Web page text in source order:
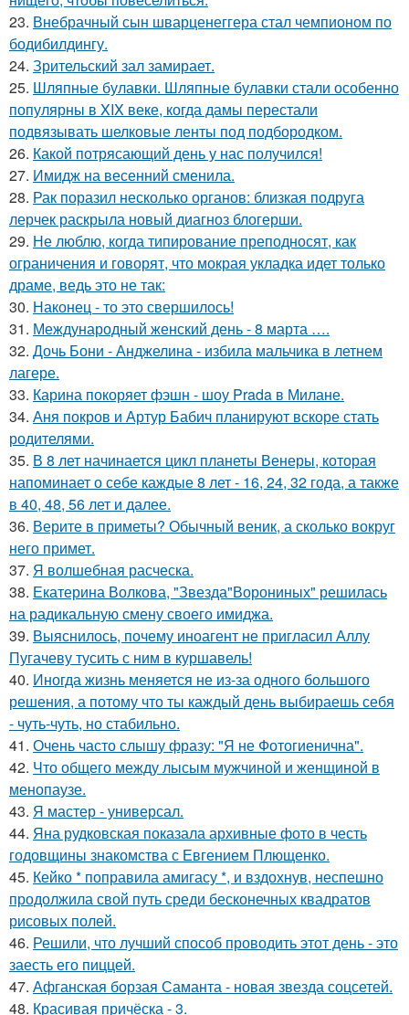
23. Внебрачный сын шварценеггера стал чемпионом по
бодибилдингу.
24. Зрительский зал замирает.
25. Шляпные булавки. Шляпные булавки стали особенно
популярны в XIX веке, когда дамы перестали
подвязывать шелковые ленты под подбородком.
26. Какой потрясающий день у нас получился!
27. Имидж на весенний сменила.
28. Рак поразил несколько органов: близкая подруга
лерчек раскрыла новый диагноз блогерши.
29. Не люблю, когда типирование преподносят, как
ограничения и говорят, что мокрая укладка идет только
драме, ведь это не так:
30. Наконец - то это свершилось!
31. Международный женский день - 8 марта ….
32. Дочь Бони - Анджелина - избила мальчика в летнем
лагере.
33. Карина покоряет фэшн - шоу Prada в Милане.
34. Аня покров и Артур Бабич планируют вскоре стать
родителями.
35. В 8 лет начинается цикл планеты Венеры, которая
напоминает о себе каждые 8 лет - 16, 24, 32 года, а также
в 40, 48, 56 лет и далее.
36. Верите в приметы? Обычный веник, а сколько вокруг
него примет.
37. Я волшебная расческа.
38. Екатерина Волкова, "Звезда"Ворониных" решилась
на радикальную смену своего имиджа.
39. Выяснилось, почему иноагент не пригласил Аллу
Пугачеву тусить с ним в куршавель!
40. Иногда жизнь меняется не из-за одного большого
решения, а потому что ты каждый день выбираешь себя
- чуть-чуть, но стабильно.
41. Очень часто слышу фразу: "Я не Фотогиенична".
42. Что общего между лысым мужчиной и женщиной в
менопаузе.
43. Я мастер - универсал.
44. Яна рудковская показала архивные фото в честь
годовщины знакомства с Евгением Плющенко.
45. Кейко * поправила амигасу *, и вздохнув, неспешно
продолжила свой путь среди бесконечных квадратов
рисовых полей.
46. Решили, что лучший способ проводить этот день - это
заесть его пиццей.
47. Афганская борзая Саманта - новая звезда соцсетей.
48. Красивая причёска - 3.